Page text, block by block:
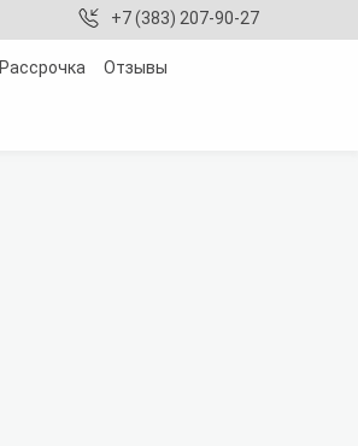
+7 (383) 207-90-27
Рассрочка Отзывы